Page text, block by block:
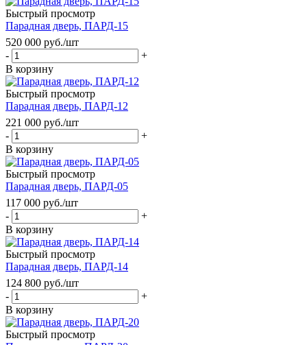
Быстрый просмотр
Парадная дверь, ПАРД-15
520 000 руб./шт
-
+
В корзину
Быстрый просмотр
Парадная дверь, ПАРД-12
221 000 руб./шт
-
+
В корзину
Быстрый просмотр
Парадная дверь, ПАРД-05
117 000 руб./шт
-
+
В корзину
Быстрый просмотр
Парадная дверь, ПАРД-14
124 800 руб./шт
-
+
В корзину
Быстрый просмотр